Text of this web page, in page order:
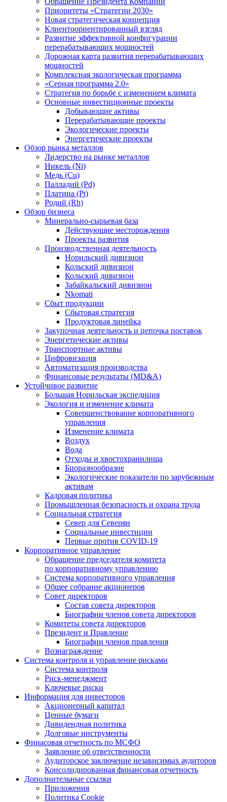
Приоритеты «Стратегии 2030»
Новая стратегическая концепция
Клиентоориентированный взгляд
Развитие эффективной конфигурации
перерабатывающих мощностей
Дорожная карта развития перерабатывающих
мощностей
Комплексная экологическая программа
«Серная программа 2.0»
Стратегия по борьбе с изменением климата
Основные инвестиционные проекты
Добывающие активы
Перерабатывающие проекты
Экологические проекты
Энергетические проекты
Обзор рынка металлов
Лидерство на рынке металлов
Никель (Ni)
Медь (Cu)
Палладий (Pd)
Платина (Pt)
Родий (Rh)
Обзор бизнеса
Минерально-сырьевая база
Действующие месторождения
Проекты развития
Производственная деятельность
Норильский дивизион
Кольский дивизион
Кольский дивизион
Забайкальский дивизион
Nkomati
Сбыт продукции
Сбытовая стратегия
Продуктовая линейка
Закупочная деятельность и цепочка поставок
Энергетические активы
Транспортные активы
Цифровизация
Автоматизация производства
Финансовые результаты (MD&A)
Устойчивое развитие
Большая Норильская экспедиция
Экология и изменение климата
Совершенствование корпоративного
управления
Изменение климата
Воздух
Вода
Отходы и хвостохранилища
Биоразнообразие
Экологические показатели по зарубежным
активам
Кадровая политика
Промышленная безопасность и охрана труда
Социальная стратегия
Север для Северян
Социальные инвестиции
Первые против COVID‑19
Корпоративное управление
Обращение председателя комитета
по корпоративному управлению
Система корпоративного управления
Общее собрание акционеров
Совет директоров
Состав совета директоров
Биографии членов совета директоров
Комитеты совета директоров
Президент и Правление
Биографии членов правления
Вознаграждение
Система контроля и управление рисками
Система контроля
Риск-менеджмент
Ключевые риски
Информация для инвесторов
Акционерный капитал
Ценные бумаги
Дивидендная политика
Долговые инструменты
Финасовая отчетность по МСФО
Заявление об ответственности
Аудиторское заключение независимых аудиторов
Консолидированная финансовая отчетность
Дополнительные ссылки
Приложения
Политика Cookie